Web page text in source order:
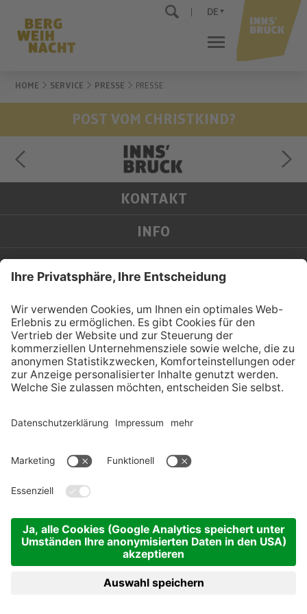
DE
HOME SERVICE PRESSE PRESSE
POST VOM CHRISTKIND?
KONTAKT
INFO
SERVICE
©IAI VERANSTALTUNGS GMBH
IMPRESSUM
DATENSCHUTZ COOKIES
SITEMAP
Cookie-Einstellungen
produced by